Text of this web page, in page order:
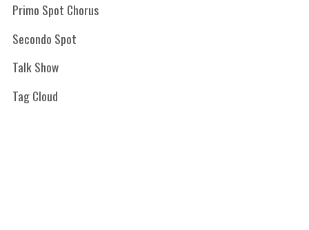
Primo Spot Chorus
Secondo Spot
Talk Show
Tag Cloud